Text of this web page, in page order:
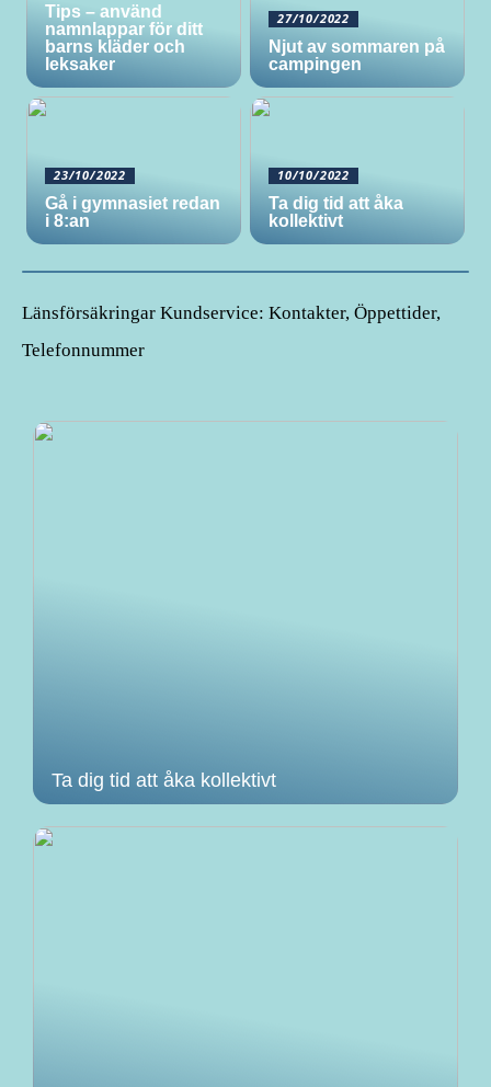
Tips – använd
namnlappar för ditt
barns kläder och
leksaker
27/10/2022
Njut av sommaren på
campingen
23/10/2022
Gå i gymnasiet redan
i 8:an
10/10/2022
Ta dig tid att åka
kollektivt
Länsförsäkringar Kundservice: Kontakter, Öppettider,
Telefonnummer
Ta dig tid att åka kollektivt